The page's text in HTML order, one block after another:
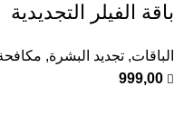
باقة الفيلر التجديدية
الباقات, تجديد البشرة,
999,00